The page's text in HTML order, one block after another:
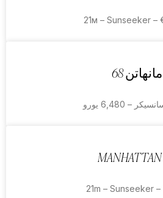
21м – Sunseeker –
مانهاتن 68
21m – Sunseeker